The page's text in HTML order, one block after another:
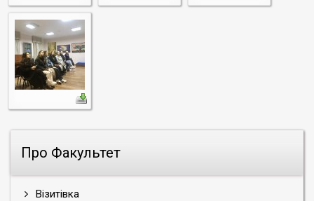
Про Факультет
Візитівка